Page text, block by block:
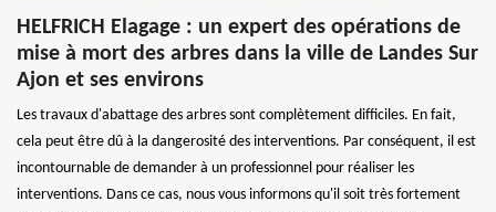
HELFRICH Elagage : un expert des opérations de
mise à mort des arbres dans la ville de Landes Sur
Ajon et ses environs
Les travaux d'abattage des arbres sont complètement difficiles. En fait,
cela peut être dû à la dangerosité des interventions. Par conséquent, il est
incontournable de demander à un professionnel pour réaliser les
interventions. Dans ce cas, nous vous informons qu'il soit très fortement